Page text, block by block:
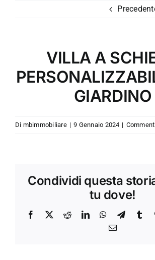
VILLA A
GIARDINO
Di mbimmobiliare | 9 Gennaio 2024 |
Condividi questa
tu dove!
Facebook
X RedditLinkedInWhatsApp
Telegram
Email